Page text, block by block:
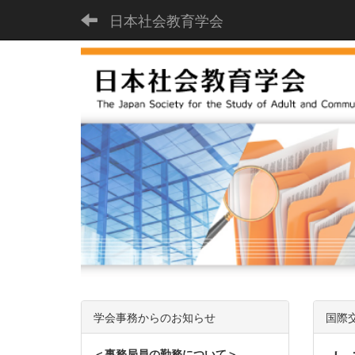
日本社会教育学会
国際
学会事務からのお知らせ